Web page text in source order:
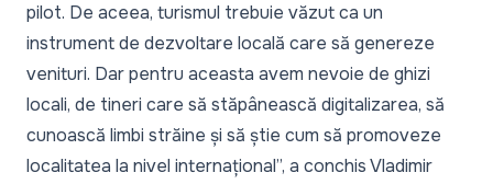
pilot. De aceea, turismul trebuie văzut ca un
instrument de dezvoltare locală care să genereze
venituri. Dar pentru aceasta avem nevoie de ghizi
locali, de tineri care să stăpânească digitalizarea, să
cunoască limbi străine și să știe cum să promoveze
localitatea la nivel internațional”, a conchis Vladimir